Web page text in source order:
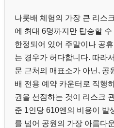
나룻배 체험의 가장 큰 리스
에 최대 6명까지만 탑승할
한정되어 있어 주말이나 공
는 경우가 허다합니다. 따라
문 근처의 매표소가 아닌, 공
배 전용 예약 카운터로 직행
권을 선점하는 것이 리스크
준 1인당 610엔의 비용이 발
를 넘어 공원의 가장 아름다